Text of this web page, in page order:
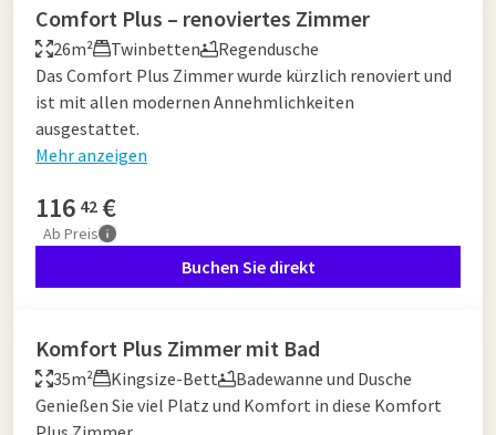
Comfort Plus – renoviertes Zimmer
26m² Twinbetten
Regendusche
Das Comfort Plus Zimmer wurde kürzlich renoviert und
ist mit allen modernen Annehmlichkeiten
ausgestattet.
Mehr anzeigen
116 42 €
Ab Preis
Buchen Sie direkt
Komfort Plus Zimmer mit Bad
35m² Kingsize-Bett
Badewanne und Dusche
Genießen Sie viel Platz und Komfort in diese Komfort